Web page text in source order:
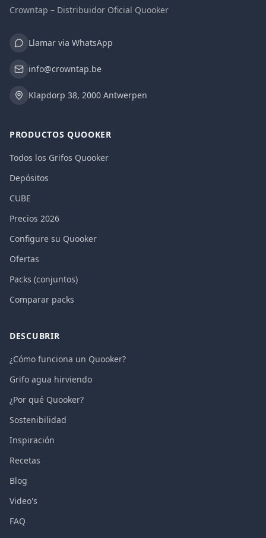
Crowntap – Distribuidor Oficial Quooker
Llamar via WhatsApp
info@crowntap.be
Klapdorp 38, 2000 Antwerpen
PRODUCTOS QUOOKER
Todos los Grifos Quooker
Depósitos
CUBE
Precios 2026
Configure su Quooker
Ofertas
Packs (conjuntos)
Comparar packs
DESCUBRIR
¿Cómo funciona un Quooker?
Grifo agua hirviendo
¿Por qué Quooker?
Sostenibilidad
Inspiración
Recetas
Blog
Video's
FAQ